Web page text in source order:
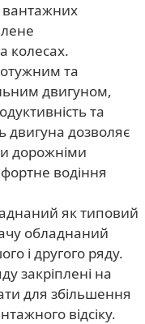
вантажних
колесах.
та
двигуном,
та
двигуна дозволяє
дорожніми
водіння
як типовий
обладнаний
і другого ряду.
закріплені на
для збільшення
відсіку.